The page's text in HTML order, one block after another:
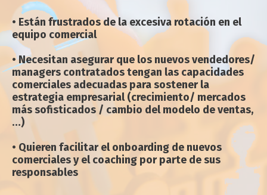
• Están frustrados de la excesiva rotación en el
equipo comercial
• Necesitan asegurar que los nuevos vendedores/
managers contratados tengan las capacidades
comerciales adecuadas para sostener la
estrategia empresarial (crecimiento/ mercados
más sofisticados / cambio del modelo de ventas,
…)
• Quieren facilitar el onboarding de nuevos
comerciales y el coaching por parte de sus
responsables